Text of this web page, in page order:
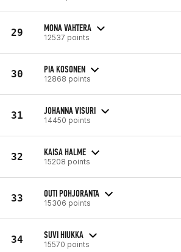
29 MONA VAHTERA
12537 points
30 PIA KOSONEN
12868 points
31 JOHANNA VISURI
14450 points
32 KAISA HALME
15208 points
33 OUTI POHJORANTA
15306 points
34 SUVI HIUKKA
15570 points